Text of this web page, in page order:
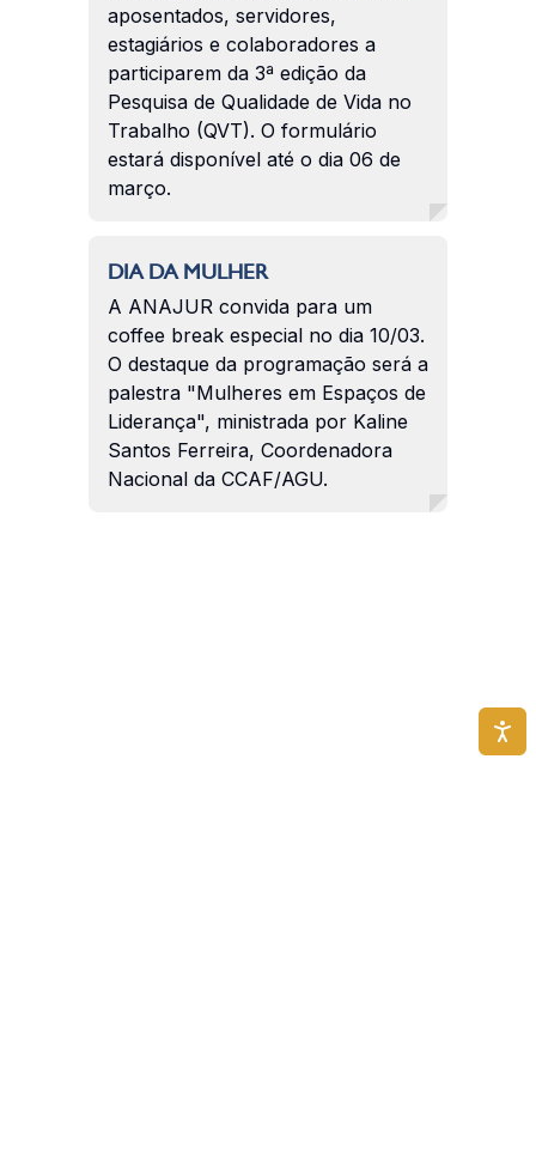
aposentados, servidores,
estagiários e colaboradores a
participarem da 3ª edição da
Pesquisa de Qualidade de Vida no
Trabalho (QVT). O formulário
estará disponível até o dia 06 de
março.
DIA DA MULHER
A ANAJUR convida para um
coffee break especial no dia 10/03.
O destaque da programação será a
palestra "Mulheres em Espaços de
Liderança", ministrada por Kaline
Santos Ferreira, Coordenadora
Nacional da CCAF/AGU.